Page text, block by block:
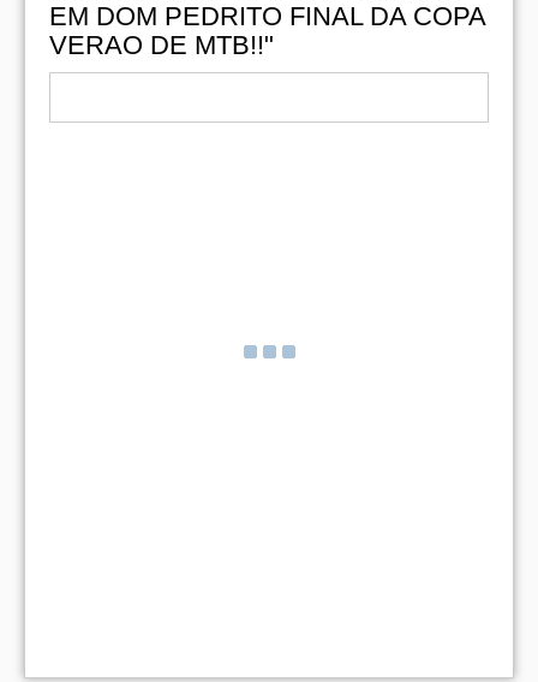
EM DOM PEDRITO FINAL DA COPA
VERAO DE MTB!!"